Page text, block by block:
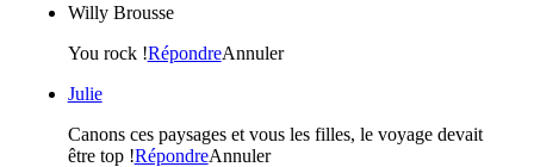
Willy Brousse
You rock !RépondreAnnuler
Julie
Canons ces paysages et vous les filles, le voyage devait
être top !RépondreAnnuler